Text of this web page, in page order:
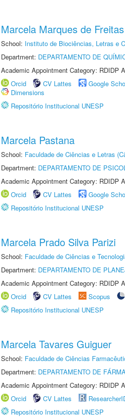
Marcela Marques de
School: Instituto de Biociências, Letras e
Department: DEPARTAMENTO DE
Academic Appointment Category: RDIDP
Orcid
CV Lattes Google
Dimensions
Repositório Institucional UNESP
Marcela Pastana
School: Faculdade de Ciências e Letras
Department: DEPARTAMENTO DE
Academic Appointment Category: RDIDP
Orcid
CV Lattes
Google
Repositório Institucional UNESP
Marcela Prado Silva Parizi
School: Faculdade de Ciências e
Department: DEPARTAMENTO DE
Academic Appointment Category: RDIDP
Orcid
CV Lattes Scopus
Repositório Institucional UNESP
Marcela Tavares Guiguer
School: Faculdade de Ciências
Department: DEPARTAMENTO DE
Academic Appointment Category: RDIDP
Orcid
CV Lattes
Repositório Institucional UNESP